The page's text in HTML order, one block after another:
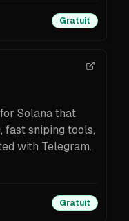
Gratuit
Solana that
fast sniping tools,
with Telegram.
Gratuit